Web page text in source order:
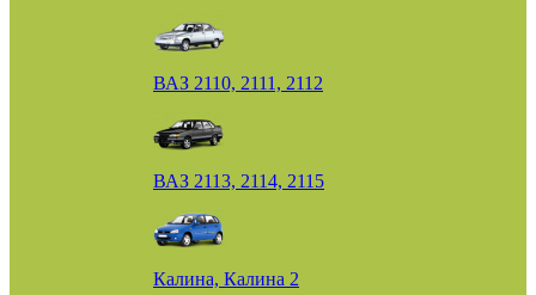
ВАЗ 2110, 2111, 2112
ВАЗ 2113, 2114, 2115
Калина, Калина 2